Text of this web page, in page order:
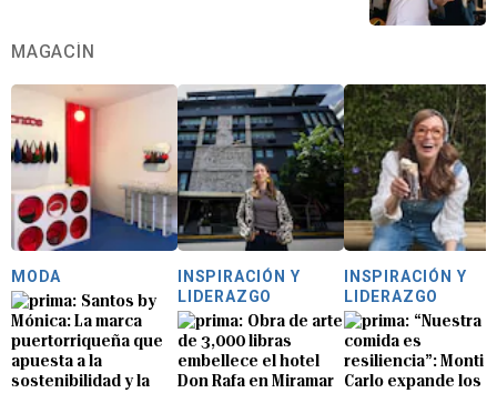
MAGACÍN
MODA
Santos by
Mónica: La marca
puertorriqueña que
apuesta a la
sostenibilidad y la
INSPIRACIÓN Y
LIDERAZGO
Obra de arte
de 3,000 libras
embellece el hotel
Don Rafa en Miramar
INSPIRACIÓN Y
LIDERAZGO
“Nuestra
comida es
resiliencia”: Monti
Carlo expande los